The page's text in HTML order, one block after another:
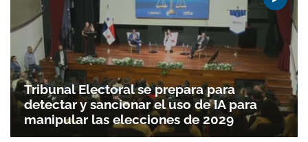
Tribunal Electoral se prepara para
detectar y sancionar el uso de IA para
manipular las elecciones de 2029